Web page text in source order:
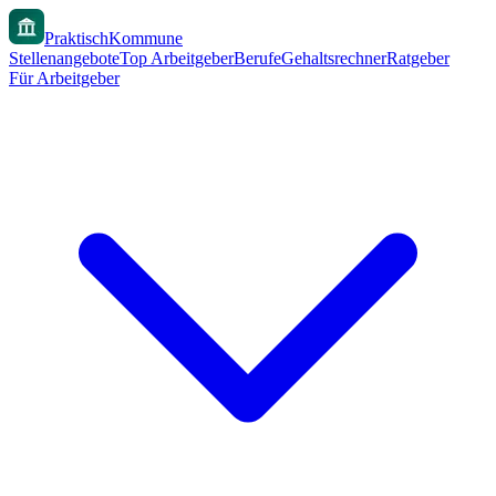
PraktischKommune
StellenangeboteTop ArbeitgeberBerufeGehaltsrechnerRatgeber
Für Arbeitgeber